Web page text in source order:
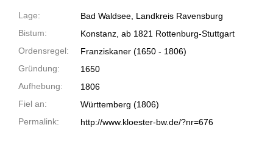
Lage:
Bad Waldsee, Landkreis Ravensburg
Bistum:
Konstanz, ab 1821 Rottenburg-Stuttgart
Ordensregel:
Franziskaner (1650 - 1806)
Gründung:
1650
Aufhebung:
1806
Fiel an:
Württemberg (1806)
Permalink:
http://www.kloester-bw.de/?nr=676